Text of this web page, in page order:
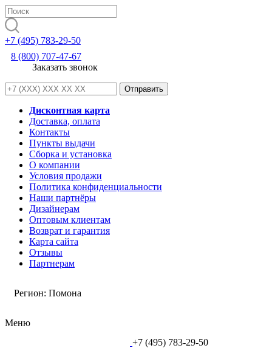
+7 (495) 783-29-50
8 (800) 707-47-67
Заказать звонок
Дисконтная карта
Доставка, оплата
Контакты
Пункты выдачи
Сборка и установка
О компании
Условия продажи
Политика конфиденциальности
Наши партнёры
Дизайнерам
Оптовым клиентам
Возврат и гарантия
Карта сайта
Отзывы
Партнерам
Регион: Помона
Меню
+7 (495) 783-29-50